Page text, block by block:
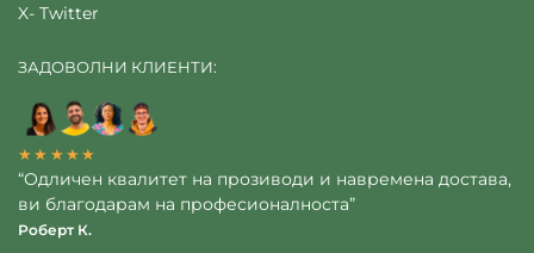
X- Twitter
ЗАДОВОЛНИ КЛИЕНТИ:
★★★★★
“Одличен квалитет на прозиводи и навремена достава,
ви благодарам на професионалноста”
Роберт К.